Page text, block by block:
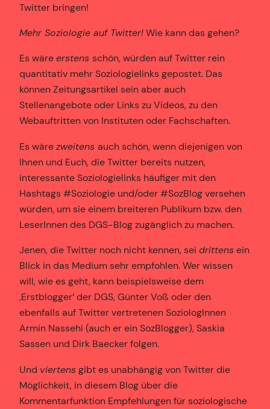
Twitter bringen!
Mehr Soziologie auf Twitter!Wie kann das gehen?
Es wäreerstens schön, würden auf Twitter rein
quantitativ mehr Soziologielinks gepostet. Das
können Zeitungsartikel sein aber auch
Stellenangebote oder Links zu Videos, zu den
Webauftritten von Instituten oder Fachschaften.
Es wärezweitens auch schön, wenn diejenigen von
Ihnen und Euch, die Twitter bereits nutzen,
interessante Soziologielinks häufiger mit den
Hashtags #Soziologie und/oder #SozBlog versehen
würden, um sie einem breiteren Publikum bzw. den
LeserInnen des DGS-Blog zugänglich zu machen.
Jenen, die Twitter noch nicht kennen, sei drittensein
Blick in das Medium sehr empfohlen. Wer wissen
will, wie es geht, kann beispielsweise dem
,Erstblogger‘ der DGS, Günter Voß oder den
ebenfalls auf Twitter vertretenen SoziologInnen
Armin Nassehi (auch er ein SozBlogger), Saskia
Sassen und Dirk Baecker folgen.
Und viertensgibt es unabhängig von Twitter die
Möglichkeit, in diesem Blog über die
Kommentarfunktion Empfehlungen für soziologische